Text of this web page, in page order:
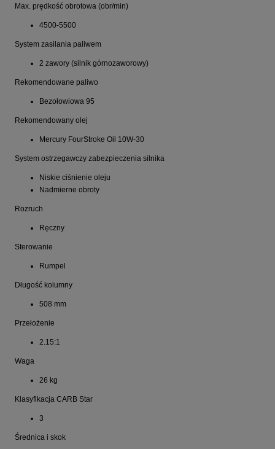
Max. prędkość obrotowa (obr/min)
4500-5500
System zasilania paliwem
2 zawory (silnik górnozaworowy)
Rekomendowane paliwo
Bezołowiowa 95
Rekomendowany olej
Mercury FourStroke Oil 10W-30
System ostrzegawczy zabezpieczenia silnika
Niskie ciśnienie oleju
Nadmierne obroty
Rozruch
Ręczny
Sterowanie
Rumpel
Długość kolumny
508 mm
Przełożenie
2.15:1
Waga
26 kg
Klasyfikacja CARB Star
3
Średnica i skok